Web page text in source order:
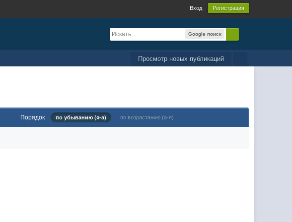
Вход Регистрация
Google поиск
Просмотр новых публикаций
Порядок по убыванию (я-а) по возрастанию (а-я)